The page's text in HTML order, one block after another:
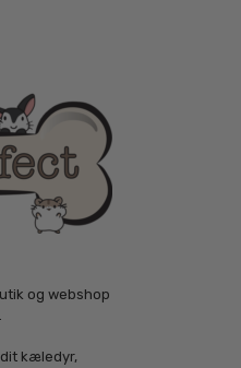
og webshop
kæledyr,